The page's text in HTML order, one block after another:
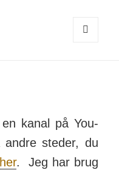
kanal på You­
andre steder, du
her. Jeg har brug